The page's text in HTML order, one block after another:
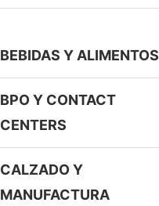
BEBIDAS Y ALIMENTOS
BPO Y CONTACT
CENTERS
CALZADO Y
MANUFACTURA